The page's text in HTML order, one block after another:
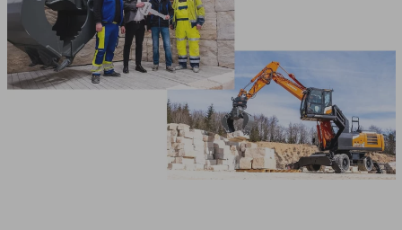
Maschine verfügt über eine hochfahrbare
Kabine, die eine bessere Sicht und präzisere
Arbeitsabläufe ermöglicht. Diese hochfahrbare
Kabine ist keine Serienausstattung, sondern
wurde individuell für SSW angepasst, um den
speziellen Anforderungen des Unternehmens